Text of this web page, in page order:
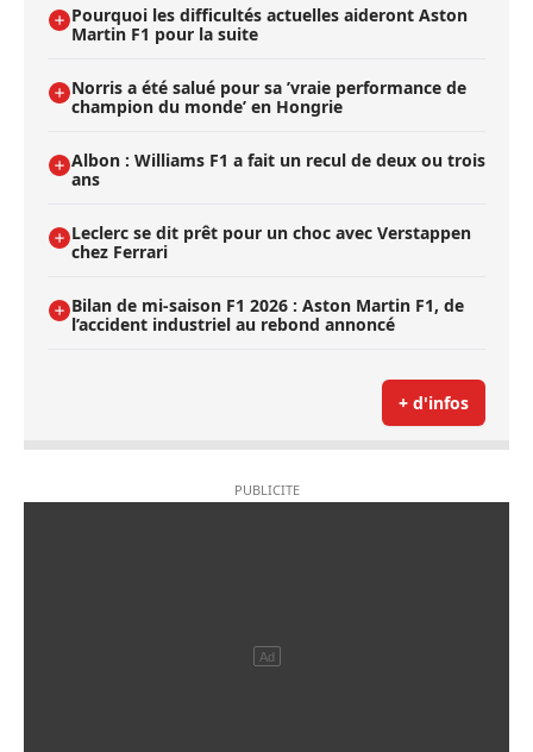
Pourquoi les difficultés actuelles aideront Aston
Martin F1 pour la suite
Norris a été salué pour sa ’vraie performance de
champion du monde’ en Hongrie
Albon : Williams F1 a fait un recul de deux ou trois
ans
Leclerc se dit prêt pour un choc avec Verstappen
chez Ferrari
Bilan de mi-saison F1 2026 : Aston Martin F1, de
l’accident industriel au rebond annoncé
+ d'infos